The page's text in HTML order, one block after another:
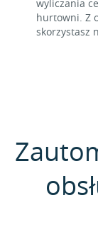
wyliczania
hurtowni. Z
skorzystasz